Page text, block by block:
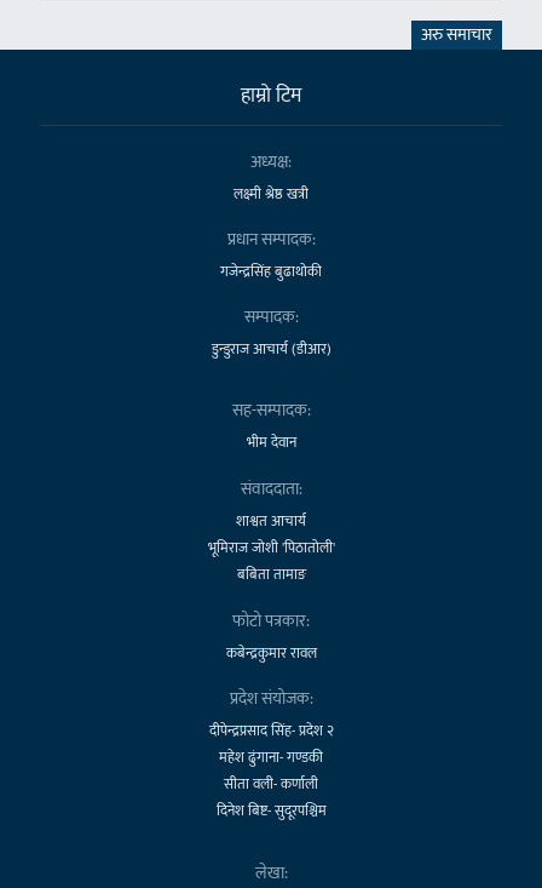
अरु समाचार
हाम्राे टिम
अध्यक्ष:
लक्ष्मी श्रेष्ठ खत्री
प्रधान सम्पादक:
गजेन्द्रसिंह बुढाथोकी
सम्पादक:
डुन्डुराज आचार्य (डीआर)
सह-सम्पादक:
भीम देवान
संवाददाता:
शाश्वत आचार्य
भूमिराज जोशी 'पिठातोली'
बबिता तामाङ
फोटो पत्रकार:
कबेन्द्रकुमार रावल
प्रदेश संयोजक:
दीपेन्द्रप्रसाद सिंह- प्रदेश २
महेश ढुंगाना- गण्डकी
सीता वली- कर्णाली
दिनेश बिष्ट- सुदूरपश्चिम
लेखा: